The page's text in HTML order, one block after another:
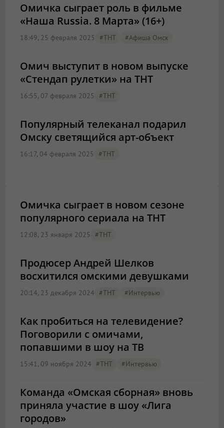
Омичка сыграет роль в фильме
«Наша Russia. 8 Марта» (16+)
18:49, 25 февраля 2025 #ТНТ #Афиша Омск
Омич выступит в новом выпуске
«Стендап рулетки» на ТНТ
16:55, 07 февраля 2025 #ТНТ
Популярный телеканал подарил
Омску светящийся арт-объект
16:17, 04 февраля 2025 #ТНТ
Омичка сыграет в новом сезоне
популярного сериала на ТНТ
12:08, 23 января 2025 #ТНТ
Продюсер Андрей Шелков
восхитился омскими девушками
20:14, 23 декабря 2024 #ТНТ #интервью
Как пробиться на телевидение?
Поговорили с омичами,
попавшими в шоу на ТВ
15:41, 09 ноября 2024 #ТНТ #интервью
Команда «Омская сборная» вновь
приняла участие в шоу «Лига
городов»